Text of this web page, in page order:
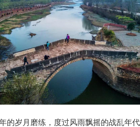
的岁月磨练，度过风雨飘摇的战乱年